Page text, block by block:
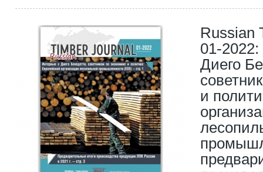
Russian
01-
Диего
и